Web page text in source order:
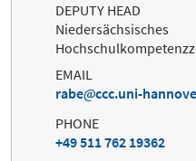
DEPUTY HEAD
Niedersächsisches
EMAIL
rabe
ccc.uni-
PHONE
+49 511 762 19362